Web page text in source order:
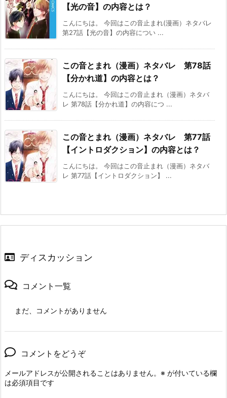
【光の音】の内容とは？
こんにちは。 今回はこの音止まれ(漫画）ネタバレ
第27話【光の音】の内容につい ...
この音とまれ（漫画）ネタバレ 第78話
【分かれ道】の内容とは？
こんにちは。 今回はこの音止まれ（漫画）ネタバ
レ 第78話【分かれ道】の内容につ ...
この音とまれ（漫画）ネタバレ 第77話
【イントロダクション】の内容とは？
こんにちは。 今回はこの音止まれ（漫画）ネタバ
レ 第77話【イントロダクション】 ...
ディスカッション
コメント一覧
まだ、コメントがありません
コメントをどうぞ
メールアドレスが公開されることはありません。 ※ が付いている欄
は必須項目です